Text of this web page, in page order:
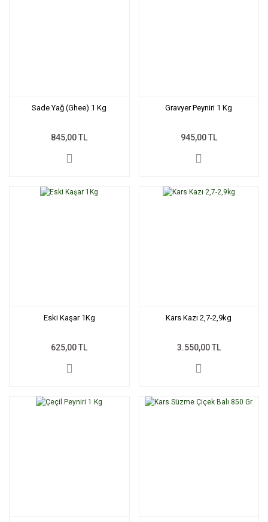
Sade Yağ (Ghee) 1 Kg
845,00 TL
Gravyer Peyniri 1 Kg
945,00 TL
Eski Kaşar 1Kg
625,00 TL
Kars Kazı 2,7-2,9kg
3.550,00 TL